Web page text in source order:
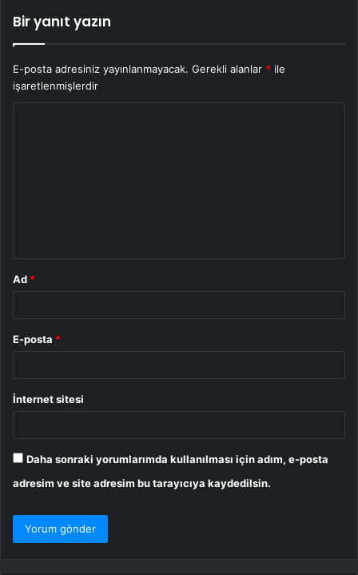
Bir yanıt yazın
E-posta adresiniz yayınlanmayacak. Gerekli alanlar * ile
işaretlenmişlerdir
Ad *
E-posta *
İnternet sitesi
Daha sonraki yorumlarımda kullanılması için adım, e-posta
adresim ve site adresim bu tarayıcıya kaydedilsin.